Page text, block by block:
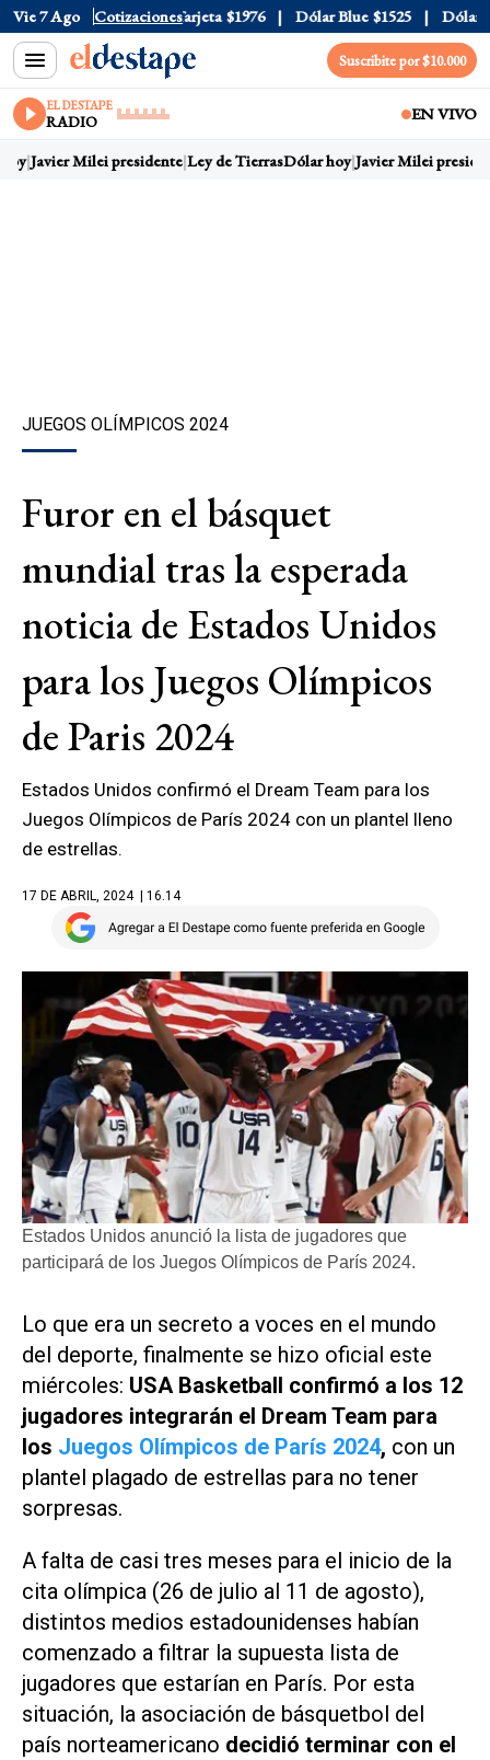
Vie 7 Ago Cotizaciones
$1520 Dólar Tarjeta $1976 Dólar Blue $1525 Dólar CCL
Suscribite por $10.000
EL DESTAPE
RADIO EN VIVO
Javier Milei presidente Ley de TierrasDólar hoy Javier Milei
JUEGOS OLÍMPICOS 2024
Furor en el básquet
mundial tras la esperada
noticia de Estados Unidos
para los Juegos Olímpicos
de Paris 2024
Estados Unidos confirmó el Dream Team para los
Juegos Olímpicos de París 2024 con un plantel lleno
de estrellas.
17 DE ABRIL, 2024 | 16.14
Estados Unidos anunció la lista de jugadores que
participará de los Juegos Olímpicos de París 2024.
Lo que era un secreto a voces en el mundo
del deporte, finalmente se hizo oficial este
miércoles: USA Basketball confirmó a los 12
jugadores integrarán el Dream Team para
los Juegos Olímpicos de París 2024, con un
plantel plagado de estrellas para no tener
sorpresas.
A falta de casi tres meses para el inicio de la
cita olímpica (26 de julio al 11 de agosto),
distintos medios estadounidenses habían
comenzado a filtrar la supuesta lista de
jugadores que estarían en París. Por esta
situación, la asociación de básquetbol del
país norteamericano decidió terminar con el